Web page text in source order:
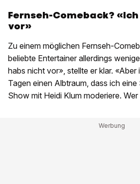
Fernseh-Comeback?
vor»
Zu einem möglichen Fernseh-
beliebte Entertainer allerdings
habs nicht vor», stellte er klar.
Tagen einen Albtraum, dass ich
Show mit Heidi Klum moderiere.